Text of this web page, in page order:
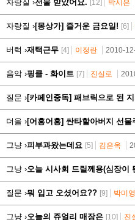
자랑질 ›선물 받았어요. [12] 박시은
자랑질 ›[몽상가] 즐거운 금요일! [6]
버럭 ›재택근무 [4] 이정란 2010-
음악 ›핑클 - 화이트 [7] 진실로
질문 ›[카페인중독] 패브릭으로 된
더올 ›[어흥어흥] 싼타할아버지 선물
그냥 ›피부과왔는데요 [5] 김은옥
그냥 ›오늘 시사회 드릴께용(심장이
질문 ›뭐 입고 오셨어요?? [9] 박미영
그냥 ›오늘의 쥬얼리 매장은 [10] 진